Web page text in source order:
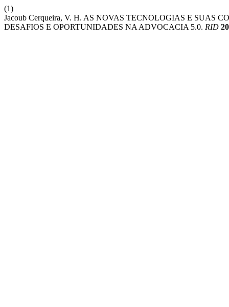
(1)
Jacoub Cerqueira, V. H. AS NOVAS TECNOLOGIAS E SUAS
DESAFIOS E OPORTUNIDADES NA ADVOCACIA 5.0. RID